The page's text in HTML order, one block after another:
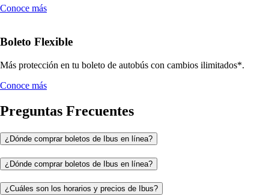
Conoce más
Boleto Flexible
Más protección en tu boleto de autobús con cambios ilimitados*.
Conoce más
Preguntas Frecuentes
¿Dónde comprar boletos de Ibus en línea?
¿Dónde comprar boletos de Ibus en línea?
¿Cuáles son los horarios y precios de Ibus?